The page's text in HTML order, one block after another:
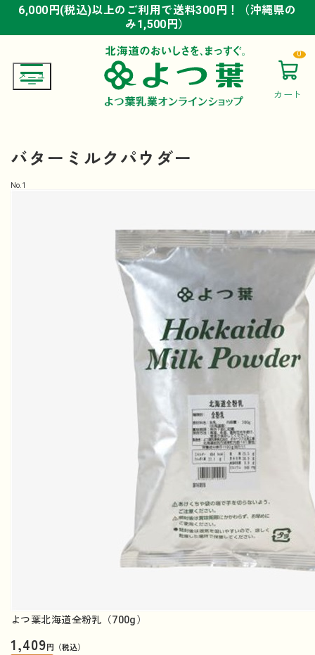
6,000円(税込)以上のご利用で送料300円！（沖縄県の
み1,500円）
6,000円(税込)以上のご利用で送料300円！（沖縄県の
み1,500円）
6,000円(税込)以上のご利用で送料300円！（沖縄県の
み1,500円）
カート
0
バターミルクパウダー
No. 1
よつ葉北海道全粉乳（700g）
1,409円（税込）